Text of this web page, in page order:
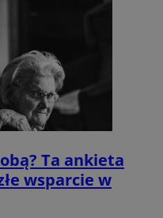
Ta ankieta
wsparcie w